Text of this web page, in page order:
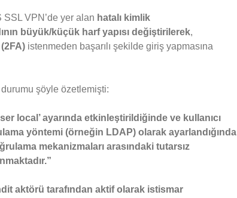
SSL VPN’de yer alan hatalı kimlik
büyük/küçük harf yapısı değiştirilerek,
istenmeden başarılı şekilde giriş yapmasına
durumu şöyle özetlemişti:
local’ ayarında etkinleştirildiğinde ve kullanıcı
yöntemi (örneğin LDAP) olarak ayarlandığında
mekanizmaları arasındaki tutarsız
aktörü tarafından aktif olarak istismar